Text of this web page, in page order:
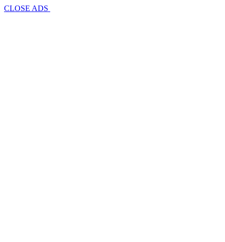
CLOSE ADS